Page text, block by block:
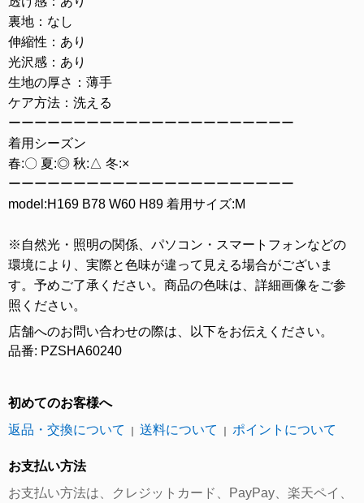
裏地：なし
伸縮性：あり
光沢感：あり
生地の厚さ：薄手
ケア方法：洗える
ーーーーーーーーーーーーーーーーーーーーーー
着用シーズン
春:〇 夏:◎ 秋:△ 冬:×
ーーーーーーーーーーーーーーーーーーーーーー
model:H169 B78 W60 H89 着用サイズ:M
※自然光・照明の関係、パソコン・スマートフォンなどの
環境により、実際と色味が違って見える場合がございま
す。予めご了承ください。商品の色味は、詳細画像をご参
照ください。
店舗へのお問い合わせの際は、以下をお伝えください。
品番: PZSHA60240
初めてのお客様へ
返品・交換について
送料について ポイントについて
お支払い方法
お支払い方法は、クレジットカード、PayPay、楽天ペイ、